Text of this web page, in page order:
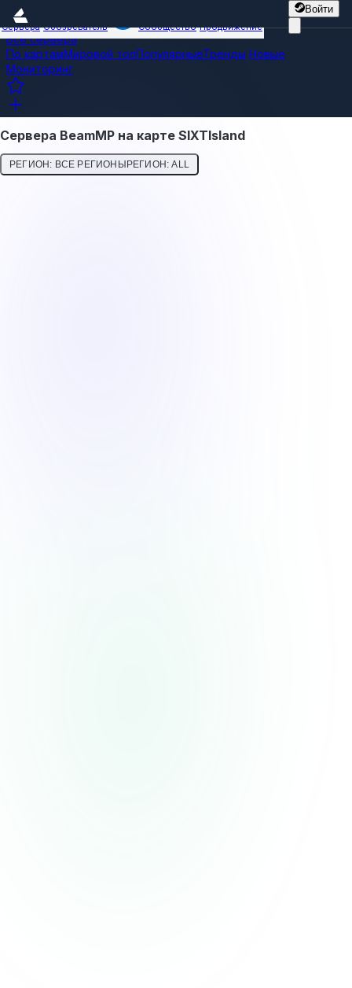
Войти
Сервера Обозреватель Сообщество Продвижение
Все сервера
По картамМировой топПопулярныеТренды Новые
Мониторинг
Сервера BeamMP на карте SIXTIsland
РЕГИОН: ВСЕ РЕГИОНЫРЕГИОН: ALL